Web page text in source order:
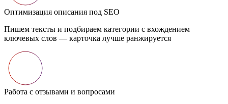
Оптимизация описания под SEO
Пишем тексты и подбираем категории с вхождением
ключевых слов — карточка лучше ранжируется
Работа с отзывами и вопросами